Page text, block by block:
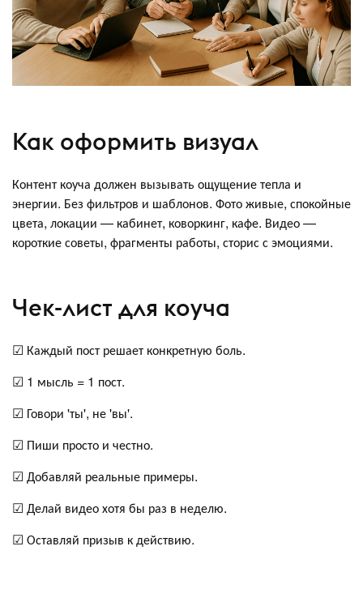
Как оформить визуал
Контент коуча должен вызывать ощущение тепла и
энергии. Без фильтров и шаблонов. Фото живые, спокойные
цвета, локации — кабинет, коворкинг, кафе. Видео —
короткие советы, фрагменты работы, сторис с эмоциями.
Чек-лист для коуча
☑ Каждый пост решает конкретную боль.
☑ 1 мысль = 1 пост.
☑ Говори 'ты', не 'вы'.
☑ Пиши просто и честно.
☑ Добавляй реальные примеры.
☑ Делай видео хотя бы раз в неделю.
☑ Оставляй призыв к действию.